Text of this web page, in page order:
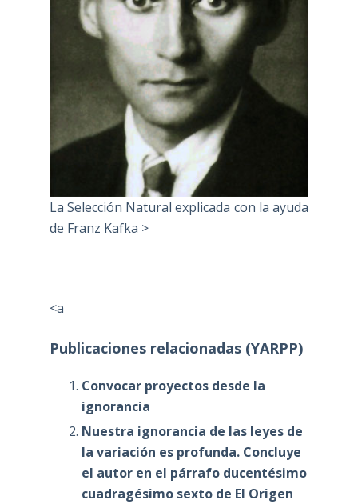
La Selección Natural explicada con la ayuda
de Franz Kafka >
<a
Publicaciones relacionadas (YARPP)
Convocar proyectos desde la
ignorancia
Nuestra ignorancia de las leyes de
la variación es profunda. Concluye
el autor en el párrafo ducentésimo
cuadragésimo sexto de El Origen